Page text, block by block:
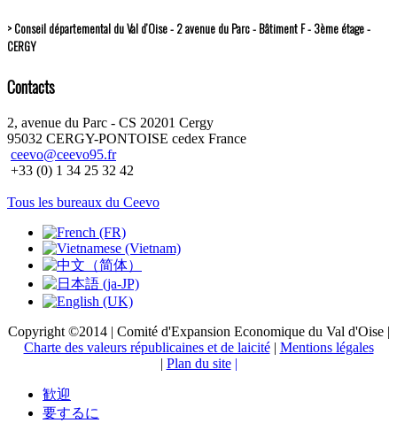
> Conseil départemental du Val d’Oise - 2 avenue du Parc - Bâtiment F - 3ème étage -
CERGY
Contacts
2, avenue du Parc - CS 20201 Cergy
95032 CERGY-PONTOISE cedex France
ceevo@ceevo95.fr
+33 (0) 1 34 25 32 42
Tous les bureaux du Ceevo
Copyright ©2014 | Comité d'Expansion Economique du Val d'Oise |
Charte des valeurs républicaines et de laicité| Mentions légales
| Plan du site |
歓迎
要するに